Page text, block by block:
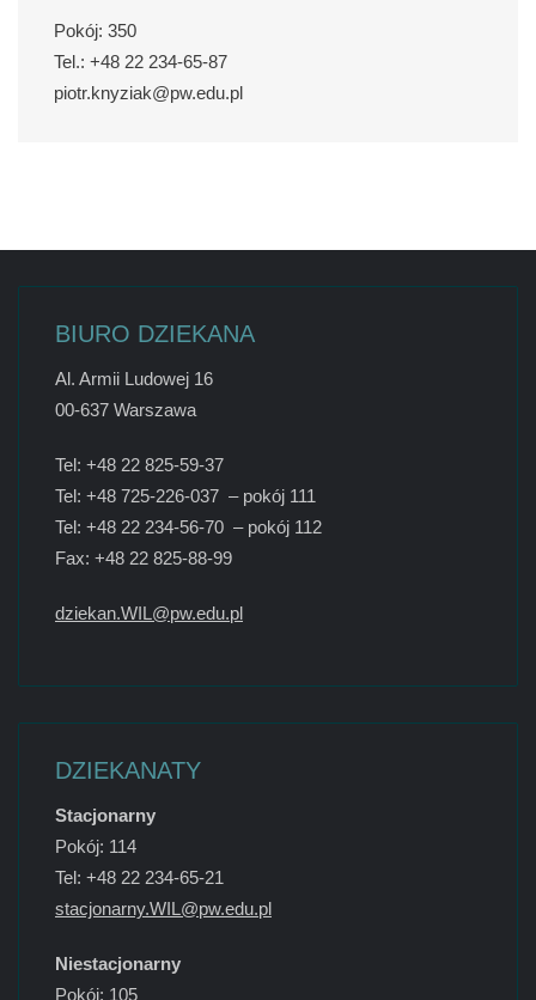
Pokój: 350
Tel.: +48 22 234-65-87
piotr.knyziak@pw.edu.pl
BIURO DZIEKANA
Al. Armii Ludowej 16
00-637 Warszawa
Tel: +48 22 825-59-37
Tel: +48 725-226-037 – pokój 111
Tel: +48 22 234-56-70 – pokój 112
Fax: +48 22 825-88-99
dziekan.WIL@pw.edu.pl
DZIEKANATY
Stacjonarny
Pokój: 114
Tel: +48 22 234-65-21
stacjonarny.WIL@pw.edu.pl
Niestacjonarny
Pokój: 105